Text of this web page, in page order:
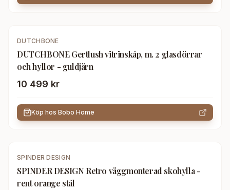
DUTCHBONE
DUTCHBONE Gertlush vitrinskåp, m. 2 glasdörrar
och hyllor - guldjärn
10 499 kr
Köp hos Bobo Home
SPINDER DESIGN
SPINDER DESIGN Retro väggmonterad skohylla -
rent orange stål